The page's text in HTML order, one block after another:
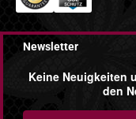
Newsletter
Keine Neuigkeiten
den